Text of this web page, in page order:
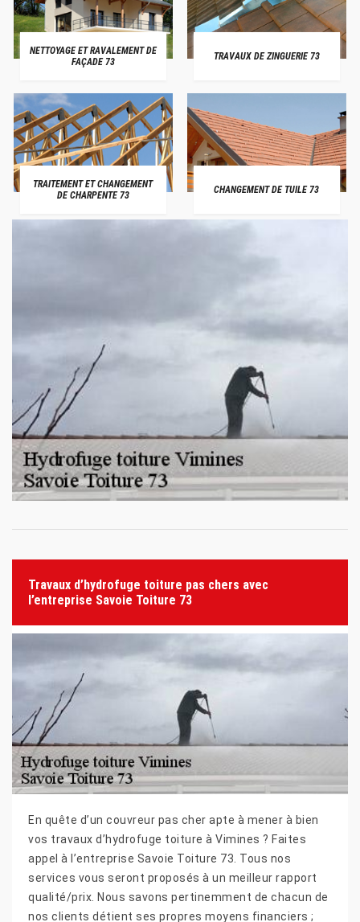
NETTOYAGE ET RAVALEMENT DE
FAÇADE 73
TRAVAUX DE ZINGUERIE 73
TRAITEMENT ET CHANGEMENT
DE CHARPENTE 73
CHANGEMENT DE TUILE 73
Travaux d’hydrofuge toiture pas chers avec
l’entreprise Savoie Toiture 73
En quête d’un couvreur pas cher apte à mener à bien
vos travaux d’hydrofuge toiture à Vimines ? Faites
appel à l’entreprise Savoie Toiture 73. Tous nos
services vous seront proposés à un meilleur rapport
qualité/prix. Nous savons pertinemment de chacun de
nos clients détient ses propres moyens financiers ;